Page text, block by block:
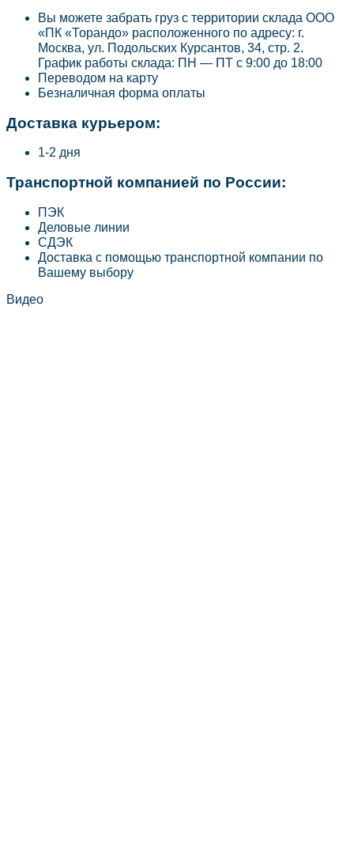
Вы можете забрать груз с территории склада ООО
«ПК «Торандо» расположенного по адресу: г.
Москва, ул. Подольских Курсантов, 34, стр. 2.
График работы склада: ПН — ПТ с 9:00 до 18:00
Переводом на карту
Безналичная форма оплаты
Доставка курьером:
1-2 дня
Транспортной компанией по России:
ПЭК
Деловые линии
СДЭК
Доставка с помощью транспортной компании по
Вашему выбору
Видео